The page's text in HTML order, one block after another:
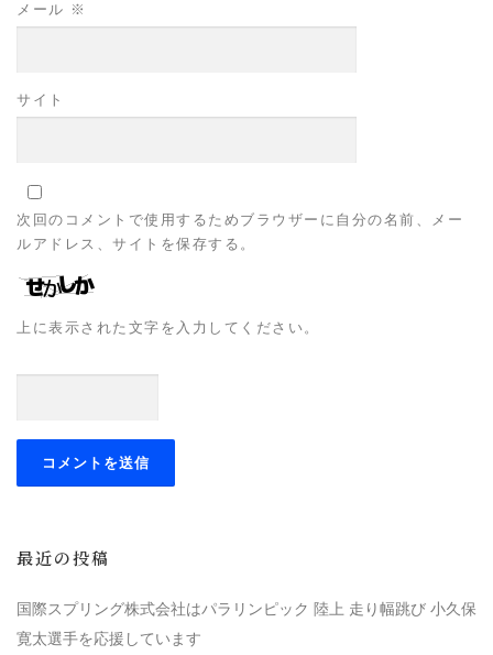
メール ※
サイト
次回のコメントで使用するためブラウザーに自分の名前、メー
ルアドレス、サイトを保存する。
上に表示された文字を入力してください。
最近の投稿
国際スプリング株式会社はパラリンピック 陸上 走り幅跳び 小久保
寛太選手を応援しています